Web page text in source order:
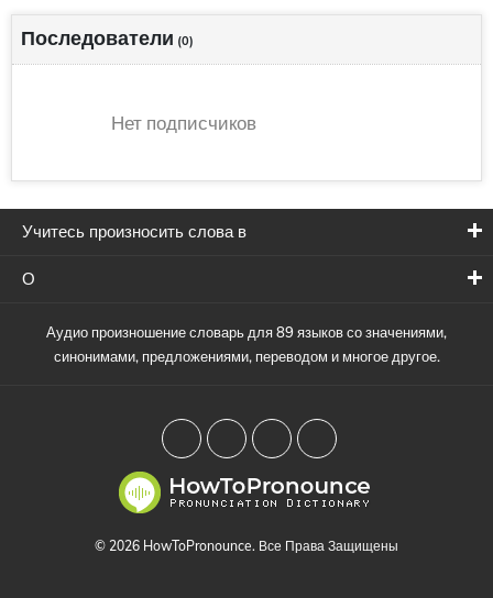
Последователи (0)
Нет подписчиков
Учитесь произносить слова в
О
Аудио произношение словарь для 89 языков со значениями,
синонимами, предложениями, переводом и многое другое.
© 2026 HowToPronounce. Все Права Защищены